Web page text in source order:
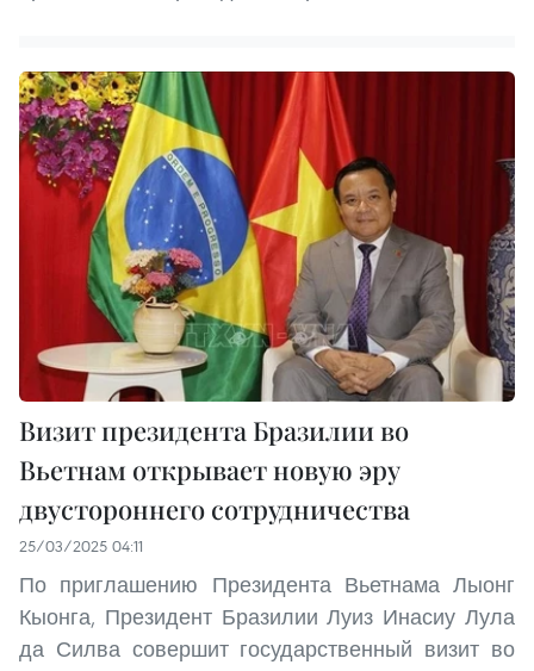
Визит президента Бразилии во
Вьетнам открывает новую эру
двустороннего сотрудничества
25/03/2025 04:11
По приглашению Президента Вьетнама Лыонг
Кыонга, Президент Бразилии Луиз Инасиу Лула
да Силва совершит государственный визит во